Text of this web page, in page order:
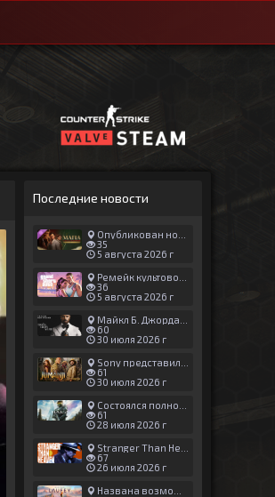
Последние новости
Опубликован новый геймплей Man of Honor для Mafia: The Old Country
35
5 августа 2026 г
Ремейк культовой японской игры задержали ради выхода GTA 6
36
5 августа 2026 г
Майкл Б. Джордан сыграл главную роль в новой «Афере Томаса Крауна»
60
30 июля 2026 г
Sony представила трейлер новой части «Джуманджи»
61
30 июля 2026 г
Состоялся полноценный релиз Halo: Campaign Evolved
61
28 июля 2026 г
Stranger Than Heaven получила новый трейлер с акцентом на жестокие драки
67
26 июля 2026 г
Названа возможная дата выхода God of War: Laufey — 16 февраля 2027 года